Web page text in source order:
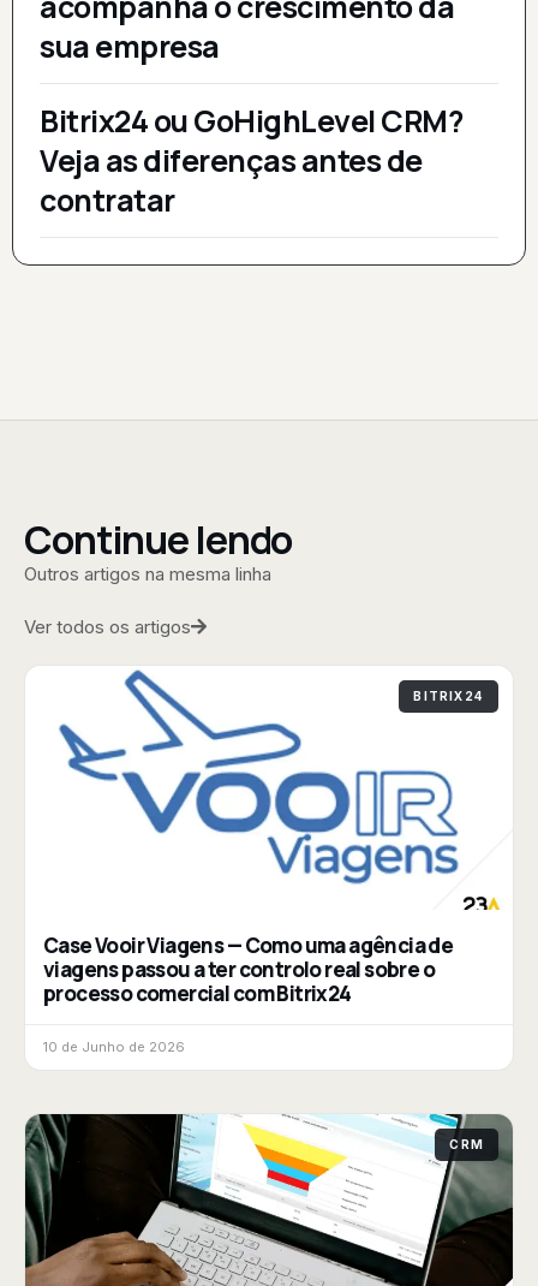
sua empresa
Bitrix24 ou GoHighLevel CRM?
Veja as diferenças antes de
contratar
Continue lendo
Outros artigos na mesma linha
Ver todos os artigos
BITRIX24
Case Vooir Viagens — Como uma agência de
viagens passou a ter controlo real sobre o
processo comercial com Bitrix24
10 de Junho de 2026
CRM